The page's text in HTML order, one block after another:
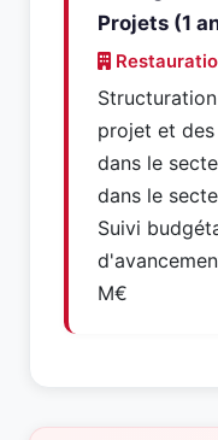
Projets (1
projet et
dans le
dans le
Suivi
M€